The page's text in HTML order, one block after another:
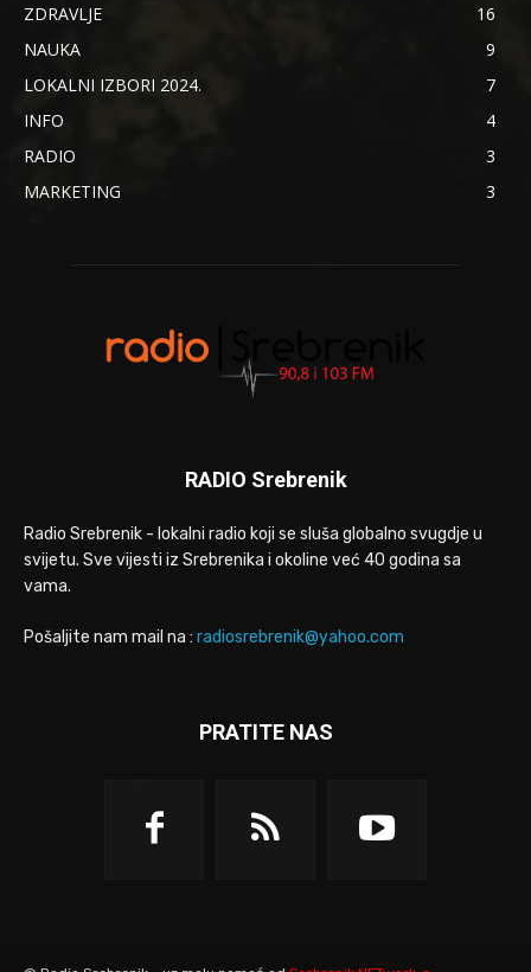
ZDRAVLJE
16
NAUKA
9
LOKALNI IZBORI 2024.
7
INFO
4
RADIO
3
MARKETING
3
RADIO Srebrenik
Radio Srebrenik - lokalni radio koji se sluša globalno svugdje u
svijetu. Sve vijesti iz Srebrenika i okoline već 40 godina sa
vama.
Pošaljite nam mail na : radiosrebrenik@yahoo.com
PRATITE NAS